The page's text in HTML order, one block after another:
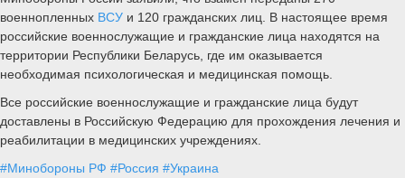
военнопленных ВСУ и 120 гражданских лиц. В настоящее время
российские военнослужащие и гражданские лица находятся на
территории Республики Беларусь, где им оказывается
необходимая психологическая и медицинская помощь.
Все российские военнослужащие и гражданские лица будут
доставлены в Российскую Федерацию для прохождения лечения и
реабилитации в медицинских учреждениях.
#Минобороны РФ #Россия #Украина